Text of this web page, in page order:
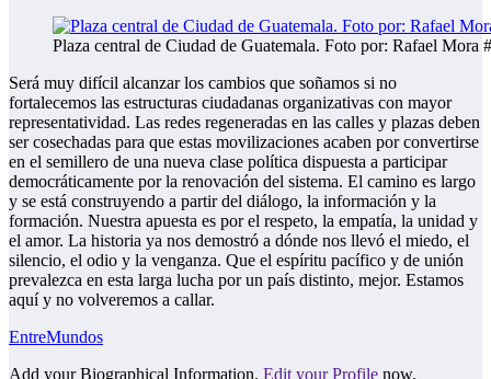
Plaza central de Ciudad de Guatemala. Foto por: Rafael Mora
Será muy difícil alcanzar los cambios que soñamos si no
fortalecemos las estructuras ciudadanas organizativas con mayor
representatividad. Las redes regeneradas en las calles y plazas deben
ser cosechadas para que estas movilizaciones acaben por convertirse
en el semillero de una nueva clase política dispuesta a participar
democráticamente por la renovación del sistema. El camino es largo
y se está construyendo a partir del diálogo, la información y la
formación. Nuestra apuesta es por el respeto, la empatía, la unidad y
el amor. La historia ya nos demostró a dónde nos llevó el miedo, el
silencio, el odio y la venganza. Que el espíritu pacífico y de unión
prevalezca en esta larga lucha por un país distinto, mejor. Estamos
aquí y no volveremos a callar.
EntreMundos
Add your Biographical Information. Edit your Profile now.